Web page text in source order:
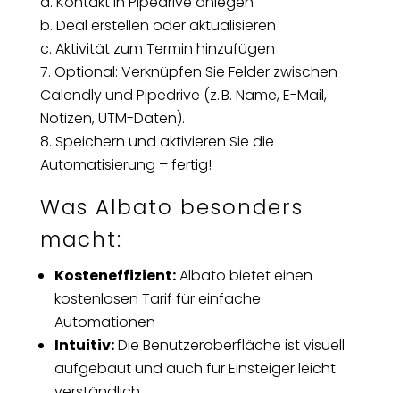
b. Deal erstellen oder aktualisieren
c. Aktivität zum Termin hinzufügen
Optional: Verknüpfen Sie Felder zwischen
Calendly und Pipedrive (z. B. Name, E-Mail,
Notizen, UTM-Daten).
Speichern und aktivieren Sie die
Automatisierung – fertig!
Was Albato besonders
macht:
Kosteneffizient:Albato bietet einen
kostenlosen Tarif für einfache
Automationen
Intuitiv:Die Benutzeroberfläche ist visuell
aufgebaut und auch für Einsteiger leicht